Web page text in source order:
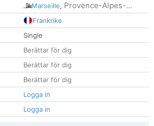
Marseille, Provence-Alpes-...
Frankrike
Single
Berättar för dig
Berättar för dig
Berättar för dig
Logga in
Logga in